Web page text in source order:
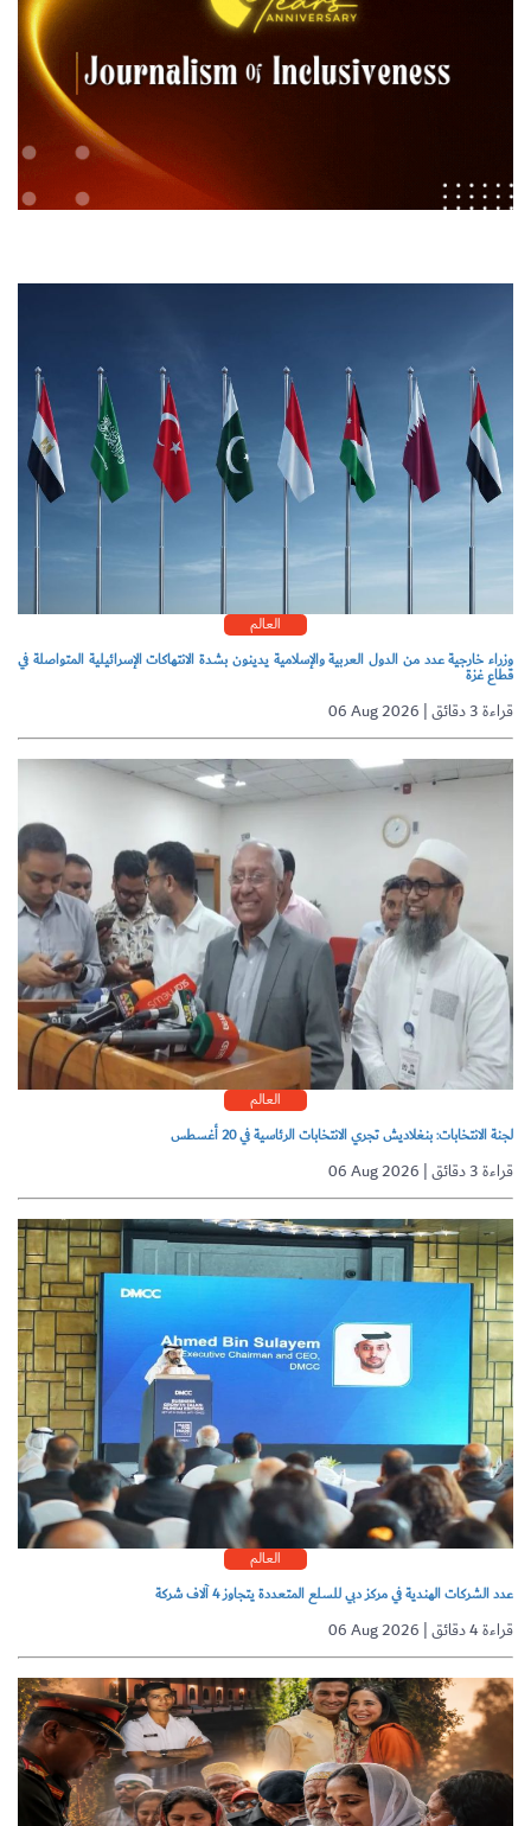
العالم
وزراء خارجية عدد من الدول العربية والإسلامية يدينون بشدة الانتهاكات الإسرائيلية المتواصلة في
قطاع غزة
06 Aug 2026 | قراءة 3 دقائق
العالم
لجنة الانتخابات: بنغلاديش تجري الانتخابات الرئاسية في 20 أغسطس
06 Aug 2026 | قراءة 3 دقائق
العالم
عدد الشركات الهندية في مركز دبي للسلع المتعددة يتجاوز 4 آلاف شركة
06 Aug 2026 | قراءة 4 دقائق